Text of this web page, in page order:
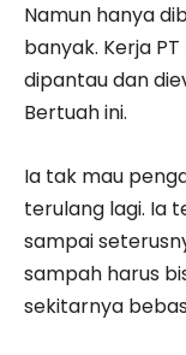
Namun hanya
banyak. Kerja
dipantau dan
Bertuah ini.
Ia tak mau
terulang lagi. Ia
sampai
sampah harus
sekitarnya